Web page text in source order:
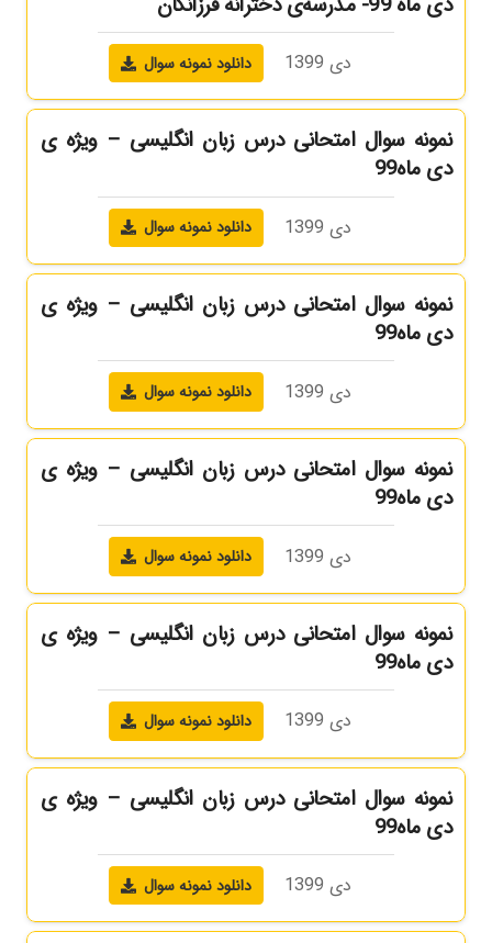
دی 1399 دانلود نمونه سوال
نمونه سوال امتحانی درس زبان انگلیسی – ویژه ی
دی ماه99
دی 1399 دانلود نمونه سوال
نمونه سوال امتحانی درس زبان انگلیسی – ویژه ی
دی ماه99
دی 1399 دانلود نمونه سوال
نمونه سوال امتحانی درس زبان انگلیسی – ویژه ی
دی ماه99
دی 1399 دانلود نمونه سوال
نمونه سوال امتحانی درس زبان انگلیسی – ویژه ی
دی ماه99
دی 1399 دانلود نمونه سوال
نمونه سوال امتحانی درس زبان انگلیسی – ویژه ی
دی ماه99
دی 1399 دانلود نمونه سوال